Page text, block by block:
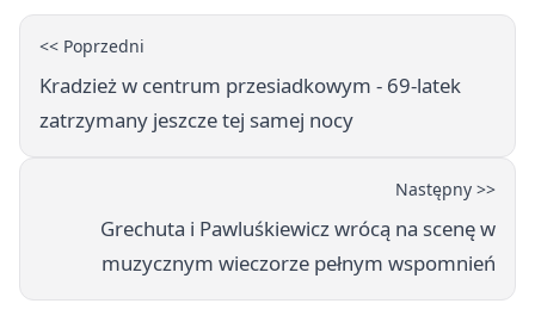
<< Poprzedni
Kradzież w centrum przesiadkowym - 69-latek
zatrzymany jeszcze tej samej nocy
Następny >>
Grechuta i Pawluśkiewicz wrócą na scenę w
muzycznym wieczorze pełnym wspomnień